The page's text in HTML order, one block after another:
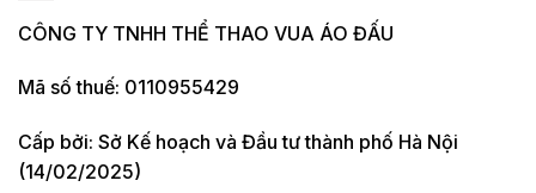
CÔNG TY TNHH THỂ THAO VUA ÁO ĐẤU
Mã số thuế: 0110955429
Cấp bởi: Sở Kế hoạch và Đầu tư thành phố Hà Nội
(14/02/2025)